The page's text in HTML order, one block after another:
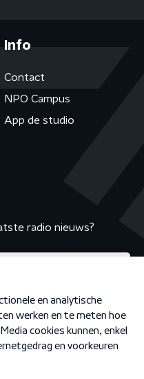
Info
Contact
NPO Campus
App de studio
radio nieuws?